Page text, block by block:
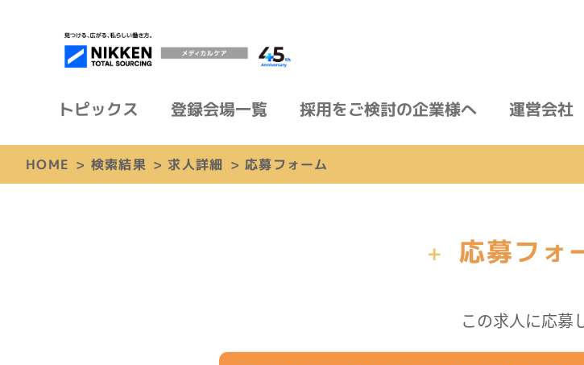
トピックス 登録会場一覧 採用をご検討の企業様へ 運営会社
HOME > 検索結果 > 求人詳細 > 応募フォーム
+ 応募フォ
この求人に応募